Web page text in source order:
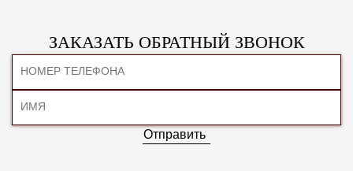
ЗАКАЗАТЬ ОБРАТНЫЙ ЗВОНОК
Отправить